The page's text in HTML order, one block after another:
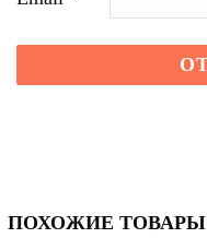
ПОХОЖИЕ ТОВАРЫ